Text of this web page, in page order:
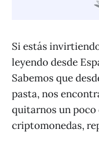
Si estás
leyendo desde
Sabemos que
pasta, nos
quitarnos un poco
criptomonedas,